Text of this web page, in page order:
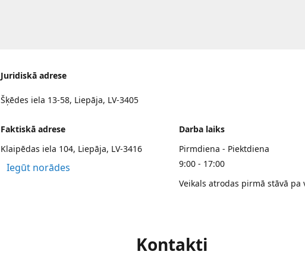
Juridiskā adrese
Šķēdes iela 13-58, Liepāja, LV-3405
Faktiskā adrese
Klaipēdas iela 104, Liepāja, LV-3416
Iegūt norādes
Darba laiks
Pirmdiena - Piektdiena
9:00 - 17:00
Veikals atrodas pirmā stāvā pa
Kontakti